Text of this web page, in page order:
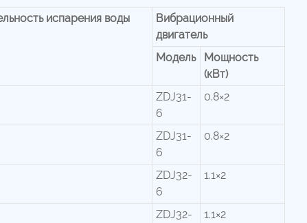
испарения воды
Вибрационный
двигатель
Модель
Мощность
(кВт)
ZDJ31-
6
0.8×2
ZDJ31-
6
0.8×2
ZDJ32-
6
1.1×2
ZDJ32-
1.1×2